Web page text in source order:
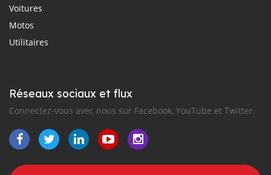
Voitures
Motos
Utilitaires
Réseaux sociaux et flux
Connectez-vous avec nous sur Facebook, YouTube et Twitter.